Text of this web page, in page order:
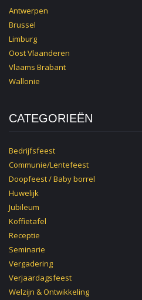
Antwerpen
Brussel
Limburg
Oost Vlaanderen
Vlaams Brabant
Wallonie
CATEGORIEËN
Bedrijfsfeest
Communie/Lentefeest
Doopfeest / Baby borrel
Huwelijk
Jubileum
Koffietafel
Receptie
Seminarie
Vergadering
Verjaardagsfeest
Welzijn & Ontwikkeling